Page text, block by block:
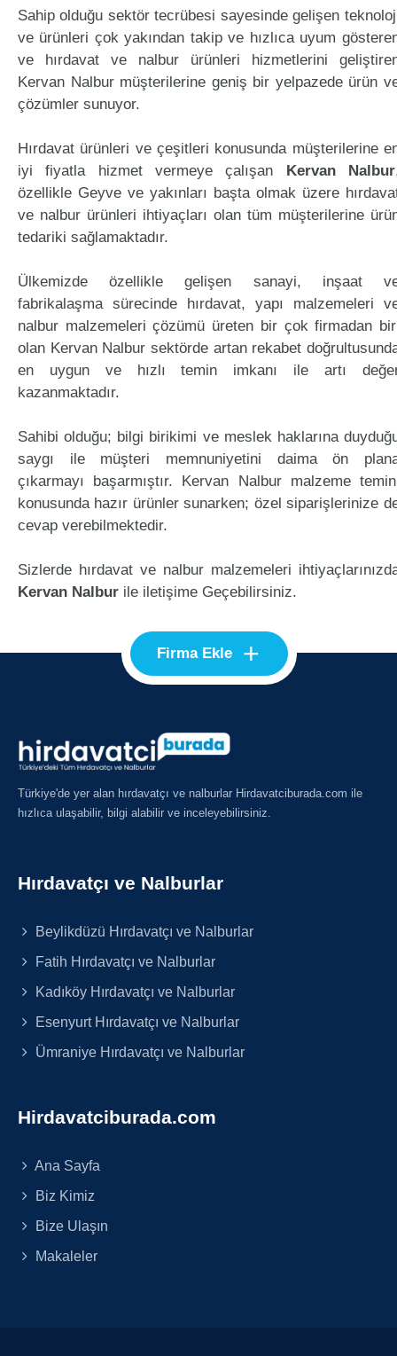
Sahip olduğu sektör tecrübesi sayesinde gelişen
ve ürünleri çok yakından takip ve hızlıca uyum
ve hırdavat ve nalbur ürünleri hizmetlerini
Kervan Nalbur müşterilerine geniş bir yelpazede ürün
çözümler sunuyor.
Hırdavat ürünleri ve çeşitleri konusunda müşterilerine
iyi fiyatla hizmet vermeye çalışan Kervan Nalbur
özellikle Geyve ve yakınları başta olmak üzere
ve nalbur ürünleri ihtiyaçları olan tüm müşterilerine
tedariki sağlamaktadır.
Ülkemizde özellikle gelişen sanayi, inşaat
fabrikalaşma sürecinde hırdavat, yapı malzemeleri
nalbur malzemeleri çözümü üreten bir çok firmadan
olan Kervan Nalbur sektörde artan rekabet
en uygun ve hızlı temin imkanı ile artı
kazanmaktadır.
Sahibi olduğu; bilgi birikimi ve meslek haklarına
saygı ile müşteri memnuniyetini daima ön
çıkarmayı başarmıştır. Kervan Nalbur malzeme
konusunda hazır ürünler sunarken; özel siparişlerinize
cevap verebilmektedir.
Sizlerde hırdavat ve nalbur malzemeleri
Kervan Nalbur ile iletişime Geçebilirsiniz.
Firma Ekle +
Türkiye'de yer alan hırdavatçı ve nalburlar Hirdavatciburada.com ile
hızlıca ulaşabilir, bilgi alabilir ve inceleyebilirsiniz.
Hırdavatçı ve Nalburlar
Beylikdüzü Hırdavatçı ve Nalburlar
Fatih Hırdavatçı ve Nalburlar
Kadıköy Hırdavatçı ve Nalburlar
Esenyurt Hırdavatçı ve Nalburlar
Ümraniye Hırdavatçı ve Nalburlar
Hirdavatciburada.com
Ana Sayfa
Biz Kimiz
Bize Ulaşın
Makaleler